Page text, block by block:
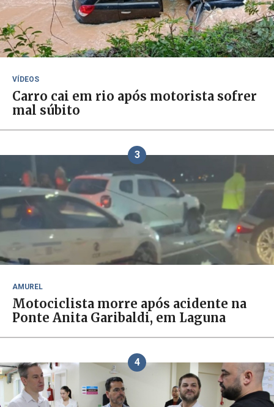
VÍDEOS
Carro cai em rio após motorista sofrer
mal súbito
3
AMUREL
Motociclista morre após acidente na
Ponte Anita Garibaldi, em Laguna
4